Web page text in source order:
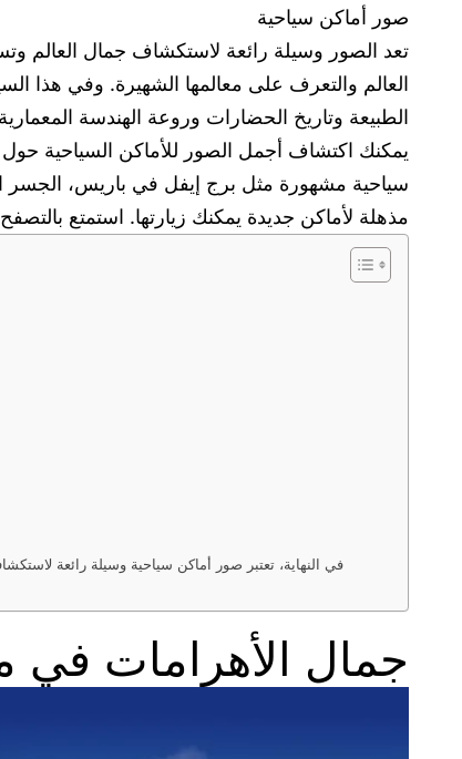
صور أماكن سياحية
تعد الصور وسيلة رائعة لاستكشاف جمال العالم
العالم والتعرف على معالمها الشهيرة. وفي
الطبيعة وتاريخ الحضارات وروعة الهندسة
يمكنك اكتشاف أجمل الصور للأماكن السياحية
سياحية مشهورة مثل برج إيفل في باريس، الجسر
مذهلة لأماكن جديدة يمكنك زيارتها. استمتع
في النهاية، تعتبر صور أماكن سياحية وسيلة رائعة
جمال الأهرامات في